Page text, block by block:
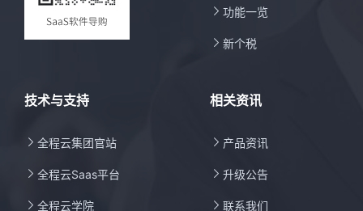
 功能一览
 新个税
技术与支持
 全程云集团官站
 全程云Saas平台
 全程云学院
相关资讯
 产品资讯
 升级公告
 联系我们